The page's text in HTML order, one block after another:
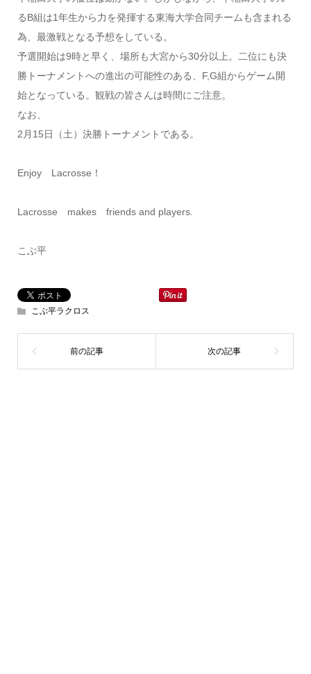
るB組は1年生から力を発揮する東海大学合同チームも含まれる
為、最激戦となる予想をしている。
予選開始は9時と早く、場所も大宮から30分以上。二位にも決
勝トーナメントへの進出の可能性のある、F,G組からゲーム開
始となっている。観戦の皆さんは時間にご注意。
なお、
2月15日（土）決勝トーナメントである。
Enjoy Lacrosse！
Lacrosse makes friends and players.
こぶ平
こぶ平ラクロス